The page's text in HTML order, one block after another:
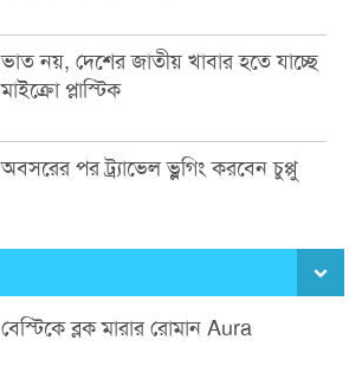
ভাত নয়, দেশের জাতীয় খাবার হতে যাচ্ছে
মাইক্রো প্লাস্টিক
অবসরের পর ট্র্যাভেল ভ্লগিং করবেন চুপ্পু
বেস্টিকে ব্লক মারার রোমান Aura